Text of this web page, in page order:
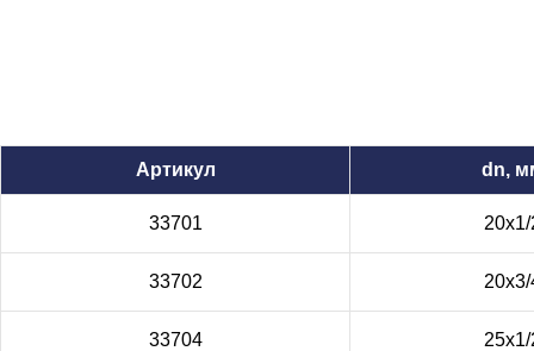
Артикул dn,
33701 20x1/
33702 20x3/
33704 25x1/